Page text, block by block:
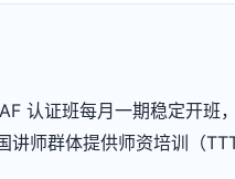
认证班每月一期稳定开班
师群体提供师资培训（TTT